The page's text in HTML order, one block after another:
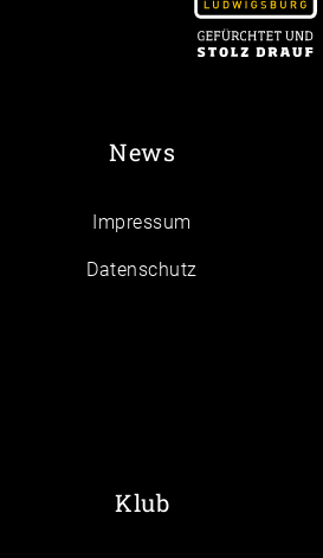
News
Impressum
Daten­schutz
Klub